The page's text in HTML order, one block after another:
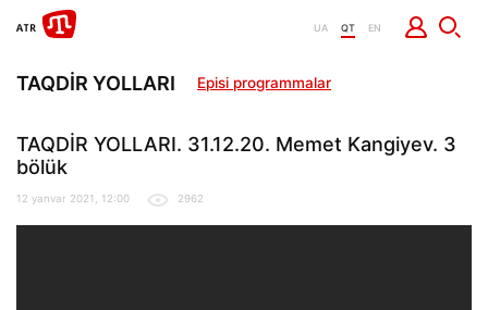
UA QT EN
TAQDİR YOLLARI Episi programmalar
TAQDİR YOLLARI. 31.12.20. Memet Kangiyev. 3
bölük
12 yanvar 2021, 12:00 2962